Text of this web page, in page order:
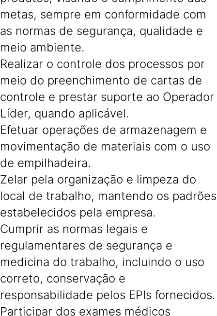
metas, sempre em conformidade com
as normas de segurança, qualidade e
meio ambiente.
Realizar o controle dos processos por
meio do preenchimento de cartas de
controle e prestar suporte ao Operador
Líder, quando aplicável.
Efetuar operações de armazenagem e
movimentação de materiais com o uso
de empilhadeira.
Zelar pela organização e limpeza do
local de trabalho, mantendo os padrões
estabelecidos pela empresa.
Cumprir as normas legais e
regulamentares de segurança e
medicina do trabalho, incluindo o uso
correto, conservação e
responsabilidade pelos EPIs fornecidos.
Participar dos exames médicos